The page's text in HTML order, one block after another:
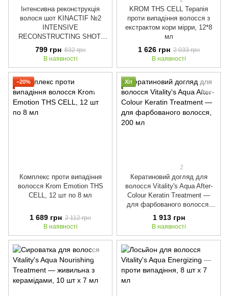
Інтенсивна реконструкція
волося шот KINACTIF №2
INTENSIVE
RECONSTRUCTING SHOT,
799 грн 832 грн
В наявності
KROM THS CELL Терапія
проти випадіння волосся з
екстрактом кори мірри, 12*8
мл
1 626 грн 2 033 грн
В наявності
−20%
Комплекс проти випадіння
волосся Krom Emotion THS
CELL, 12 шт по 8 мл
1 689 грн 2 112 грн
В наявності
Хіт
2
Кератиновий догляд для
волосся Vitality's Aqua After-
Colour Keratin Treatment —
для фарбованого волосся,
200 мл
1 913 грн
В наявності